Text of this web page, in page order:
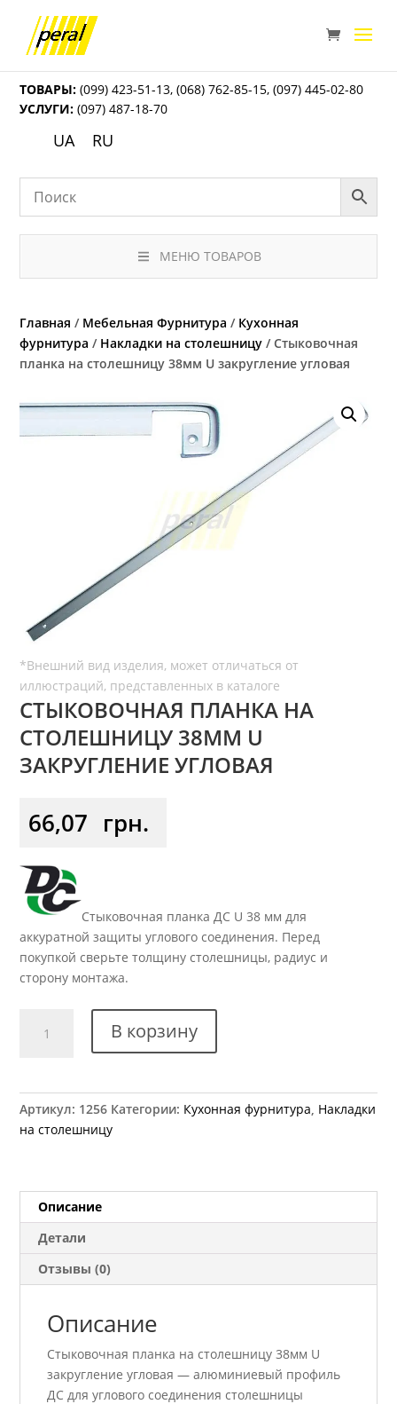
ТОВАРЫ: (099) 423-51-13,(068) 762-85-15,(097) 445-02-80
УСЛУГИ: (097) 487-18-70
UA RU
МЕНЮ ТОВАРОВ
Главная / Мебельная Фурнитура / Кухонная
фурнитура / Накладки на столешницу / Стыковочная
планка на столешницу 38мм U закругление угловая
СТЫКОВОЧНАЯ ПЛАНКА НА
СТОЛЕШНИЦУ 38ММ U
ЗАКРУГЛЕНИЕ УГЛОВАЯ
66,07 грн.
Стыковочная планка ДС U 38 мм для
аккуратной защиты углового соединения. Перед
покупкой сверьте толщину столешницы, радиус и
сторону монтажа.
товара
Стыковочная
столешницу
угловая
В корзину
Артикул: 1256 Категории: Кухонная фурнитура Накладки
на столешницу
Описание
Детали
Отзывы (0)
Описание
Стыковочная планка на столешницу 38мм U
закругление угловая — алюминиевый профиль
ДС для углового соединения столешницы